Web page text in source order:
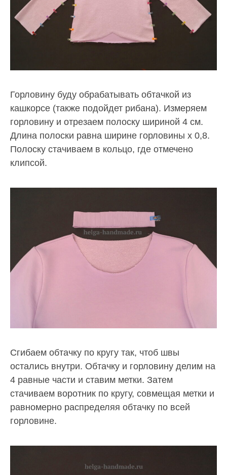
Горловину буду обрабатывать обтачкой из
кашкорсе (также подойдет рибана). Измеряем
горловину и отрезаем полоску шириной 4 см.
Длина полоски равна ширине горловины х 0,8.
Полоску стачиваем в кольцо, где отмечено
клипсой.
Сгибаем обтачку по кругу так, чтоб швы
остались внутри. Обтачку и горловину делим на
4 равные части и ставим метки. Затем
стачиваем воротник по кругу, совмещая метки и
равномерно распределяя обтачку по всей
горловине.